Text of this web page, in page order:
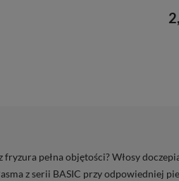
fryzura pełna objętości? Włosy
z serii BASIC przy odpowiedniej